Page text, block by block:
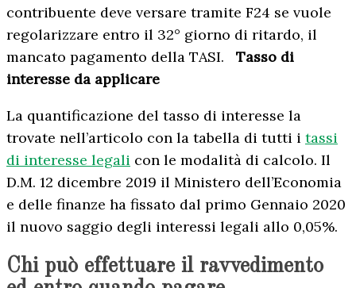
contribuente deve versare tramite F24 se vuole
regolarizzare entro il 32° giorno di ritardo, il
mancato pagamento della TASI. Tasso di
interesse da applicare
La quantificazione del tasso di interesse la
trovate nell’articolo con la tabella di tutti i tassi
di interesse legali con le modalità di calcolo. Il
D.M. 12 dicembre 2019 il Ministero dell’Economia
e delle finanze ha fissato dal primo Gennaio 2020
il nuovo saggio degli interessi legali allo 0,05%.
Chi può effettuare il ravvedimento